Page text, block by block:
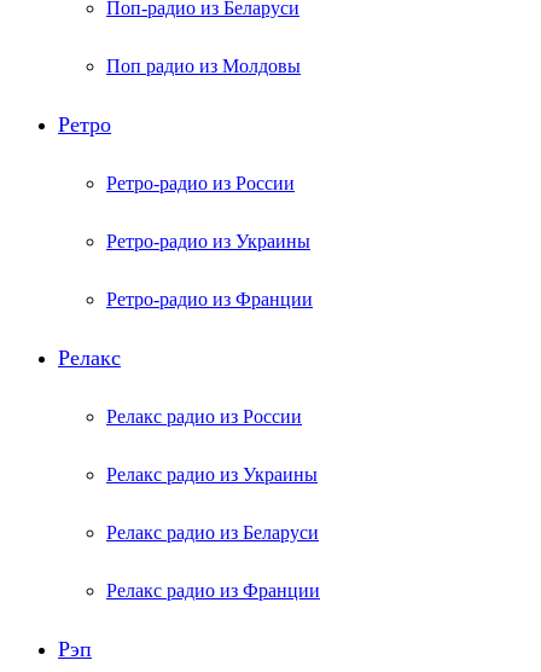
Поп-радио из Беларуси
Поп радио из Молдовы
Ретро
Ретро-радио из России
Ретро-радио из Украины
Ретро-радио из Франции
Релакс
Релакс радио из России
Релакс радио из Украины
Релакс радио из Беларуси
Релакс радио из Франции
Рэп